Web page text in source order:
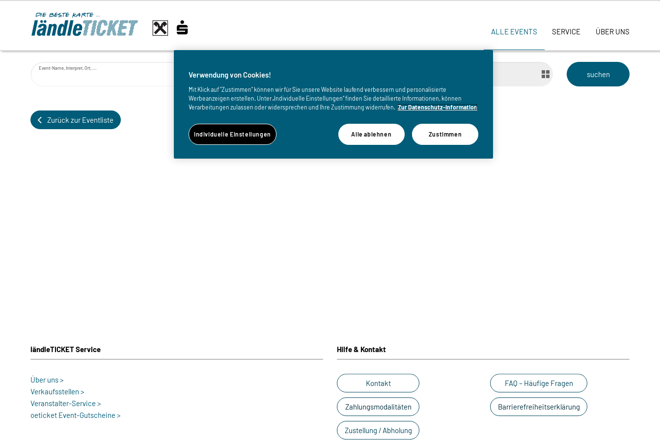
ALLE EVENTS SERVICE ÜBER UNS
Event-Name, Interpret, Ort, ...
Zurück zur Eventliste
ländleTICKET Service
Über uns >
Verkaufsstellen >
Veranstalter-Service >
oeticket Event-Gutscheine >
Hilfe & Kontakt
Kontakt
Zahlungsmodalitäten
Zustellung / Abholung
FAQ – Häufige Fragen
Barrierefreiheitserklärung
Verwendung von Cookies!
Mit Klick auf "Zustimmen" können wir für Sie unsere Website laufend verbessern und personalisierte
Werbeanzeigen erstellen. Unter „Individuelle Einstellungen“ finden Sie detaillierte Informationen, können
Verarbeitungen zulassen oder widersprechen und Ihre Zustimmung widerrufen. Zur Datenschutz-Information
Alle ablehnen Zustimmen
Individuelle Einstellungen